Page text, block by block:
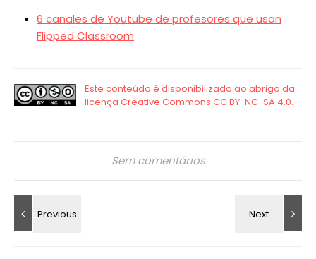
6 canales de Youtube de profesores que usan
Flipped Classroom
Sem comentários